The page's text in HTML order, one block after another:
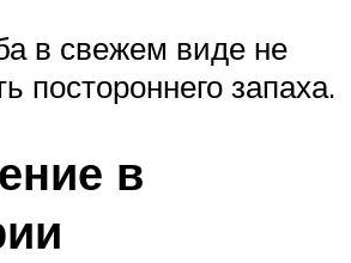
в свежем виде не
постороннего запаха.
в